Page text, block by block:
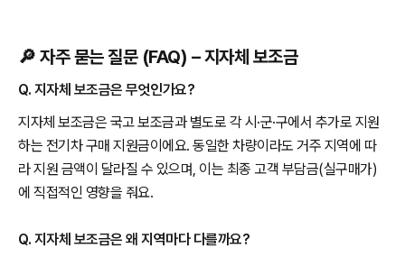
🔎 자주 묻는 질문 (FAQ) – 지자체 보조금
Q. 지자체 보조금은 무엇인가요?
지자체 보조금은 국고 보조금과 별도로 각 시·군·구에서 추가로 지원
하는 전기차 구매 지원금이에요. 동일한 차량이라도 거주 지역에 따
라 지원 금액이 달라질 수 있으며, 이는 최종 고객 부담금(실구매가)
에 직접적인 영향을 줘요.
Q. 지자체 보조금은 왜 지역마다 다를까요?